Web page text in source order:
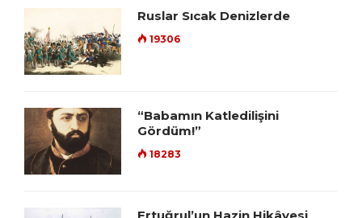
Ruslar Sıcak Denizlerde
19306
“Babamın Katledilişini
Gördüm!”
18283